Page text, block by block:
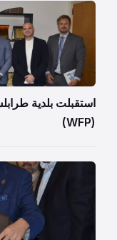
استقبلت بلدية
(WFP)